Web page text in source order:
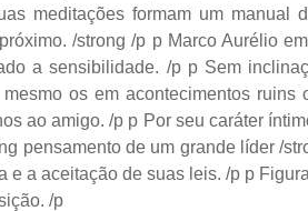
meditações formam um manual
/strong /p p Marco Aurélio
a sensibilidade. /p p Sem
os em acontecimentos
ao amigo. /p p Por seu caráter
pensamento de um grande líder /
a aceitação de suas leis. /p p
/p